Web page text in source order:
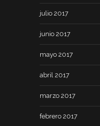
julio 2017
junio 2017
mayo 2017
abril 2017
marzo 2017
febrero 2017